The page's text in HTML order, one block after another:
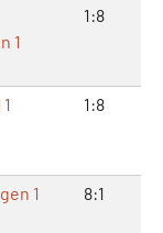
1
1:8
1:8
1 8:1